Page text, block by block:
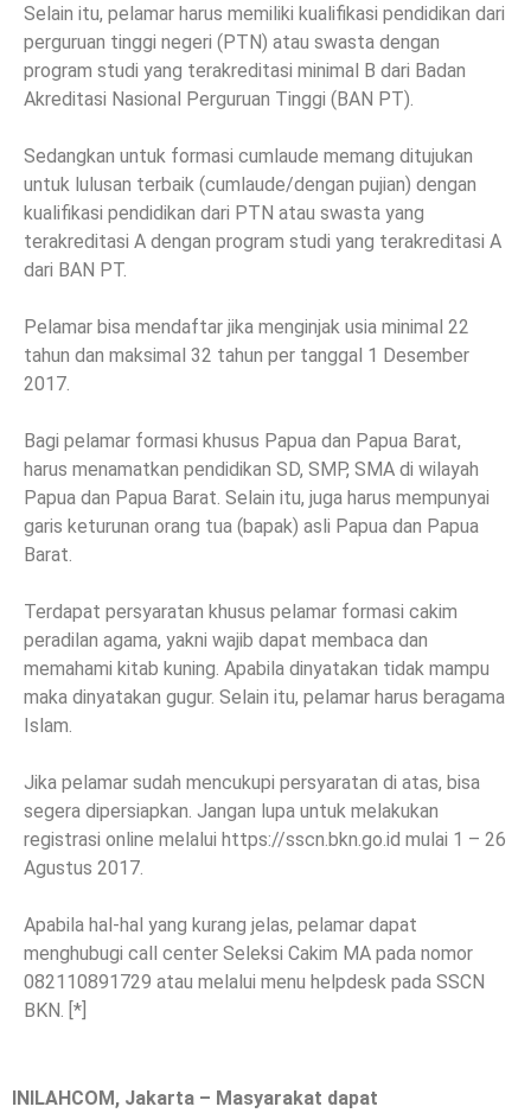
Selain itu, pelamar harus memiliki kualifikasi pendidikan dari
perguruan tinggi negeri (PTN) atau swasta dengan
program studi yang terakreditasi minimal B dari Badan
Akreditasi Nasional Perguruan Tinggi (BAN PT).
Sedangkan untuk formasi cumlaude memang ditujukan
untuk lulusan terbaik (cumlaude/dengan pujian) dengan
kualifikasi pendidikan dari PTN atau swasta yang
terakreditasi A dengan program studi yang terakreditasi A
dari BAN PT.
Pelamar bisa mendaftar jika menginjak usia minimal 22
tahun dan maksimal 32 tahun per tanggal 1 Desember
2017.
Bagi pelamar formasi khusus Papua dan Papua Barat,
harus menamatkan pendidikan SD, SMP, SMA di wilayah
Papua dan Papua Barat. Selain itu, juga harus mempunyai
garis keturunan orang tua (bapak) asli Papua dan Papua
Barat.
Terdapat persyaratan khusus pelamar formasi cakim
peradilan agama, yakni wajib dapat membaca dan
memahami kitab kuning. Apabila dinyatakan tidak mampu
maka dinyatakan gugur. Selain itu, pelamar harus beragama
Islam.
Jika pelamar sudah mencukupi persyaratan di atas, bisa
segera dipersiapkan. Jangan lupa untuk melakukan
registrasi online melalui https://sscn.bkn.go.id mulai 1 – 26
Agustus 2017.
Apabila hal-hal yang kurang jelas, pelamar dapat
menghubugi call center Seleksi Cakim MA pada nomor
082110891729 atau melalui menu helpdesk pada SSCN
BKN. [*]
INILAHCOM, Jakarta – Masyarakat dapat